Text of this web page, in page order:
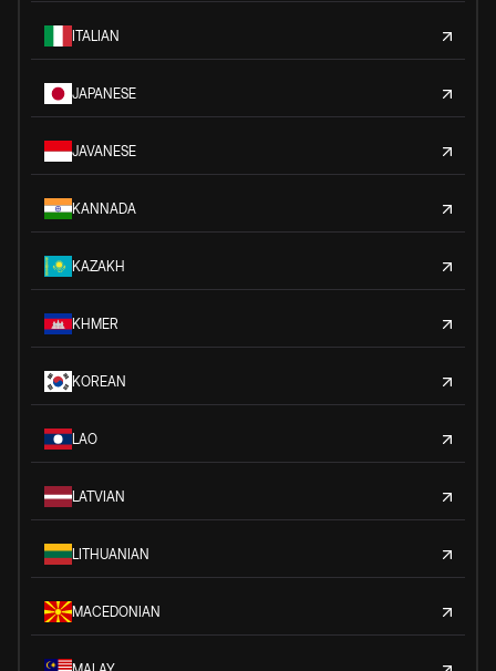
ITALIAN
JAPANESE
JAVANESE
KANNADA
KAZAKH
KHMER
KOREAN
LAO
LATVIAN
LITHUANIAN
MACEDONIAN